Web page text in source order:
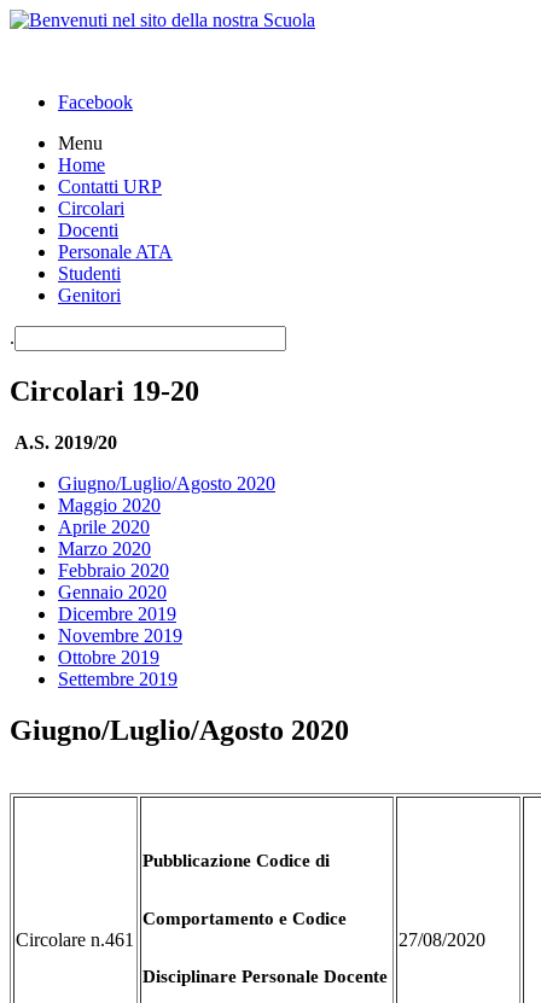
Facebook
Menu
Home
Contatti URP
Circolari
Docenti
Personale ATA
Studenti
Genitori
.
Circolari 19-20
A.S. 2019/20
Giugno/Luglio/Agosto 2020
Maggio 2020
Aprile 2020
Marzo 2020
Febbraio 2020
Gennaio 2020
Dicembre 2019
Novembre 2019
Ottobre 2019
Settembre 2019
Giugno/Luglio/Agosto 2020
Circolare n.461
Pubblicazione Codice di
Comportamento e Codice
Disciplinare Personale Docente
27/08/2020